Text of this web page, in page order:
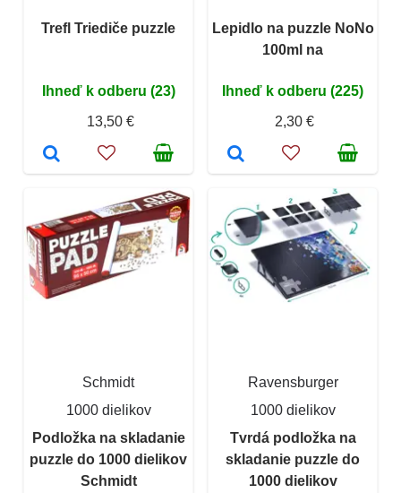
Trefl Triediče puzzle
Ihneď k odberu (23)
13,50 €
Lepidlo na puzzle NoNo
100ml na
Ihneď k odberu (225)
2,30 €
Schmidt
1000 dielikov
Podložka na skladanie
puzzle do 1000 dielikov
Schmidt
Ravensburger
1000 dielikov
Tvrdá podložka na
skladanie puzzle do
1000 dielikov